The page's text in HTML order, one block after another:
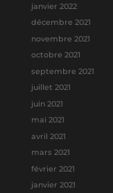
janvier 2022
décembre 2021
novembre 2021
octobre 2021
septembre 2021
juillet 2021
juin 2021
mai 2021
avril 2021
mars 2021
février 2021
janvier 2021